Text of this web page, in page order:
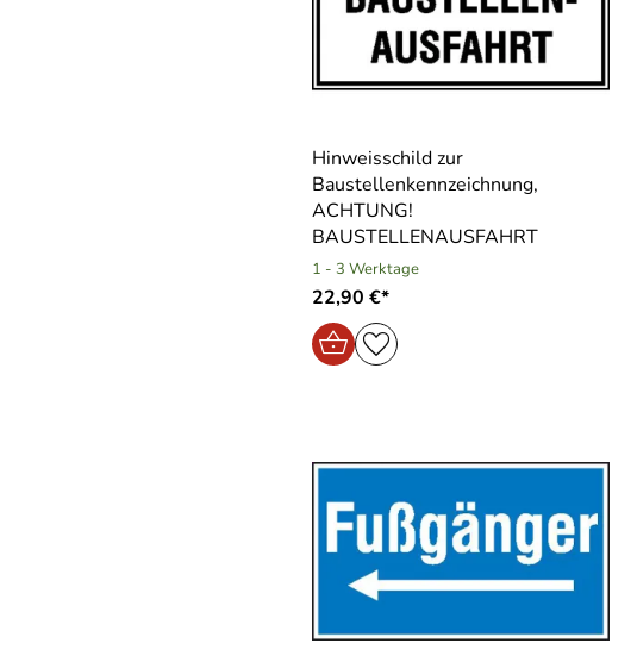
Hinweisschild zur
Baustellenkennzeichnung,
ACHTUNG!
BAUSTELLENAUSFAHRT
1 - 3 Werktage
22,90 €*